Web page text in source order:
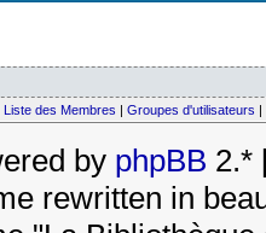
Liste des Membres | Groupes d'utilisateurs |
by phpBB 2.*
rewritten in